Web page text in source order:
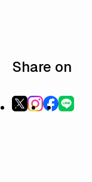
Share on